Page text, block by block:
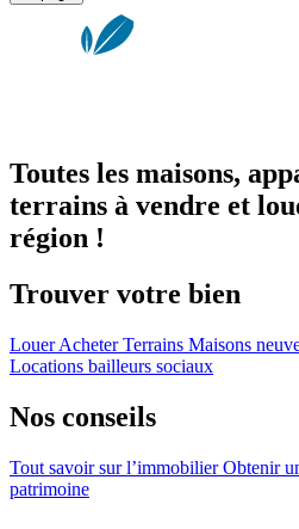
Toutes les maisons,
terrains à vendre et
région !
Trouver votre bien
LouerAcheterTerrains Maisons
Locations bailleurs sociaux
Nos conseils
Tout savoir sur l’immobilierObtenir
patrimoine